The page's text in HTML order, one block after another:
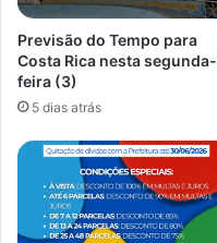
Previsão do Tempo para
Costa Rica nesta segunda-
feira (3)
5 dias atrás